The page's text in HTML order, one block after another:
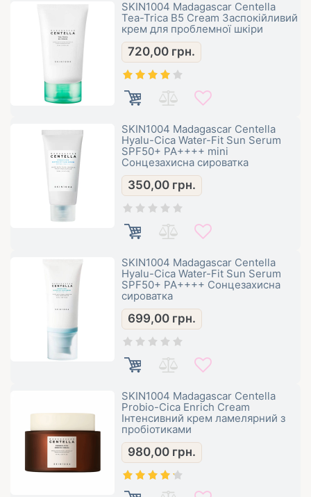
SKIN1004 Madagascar Centella
Tea-Trica B5 Cream Заспокійливий
крем для проблемної шкіри
720,00 грн.
SKIN1004 Madagascar Centella
Hyalu-Cica Water-Fit Sun Serum
SPF50+ PA++++ mini
Сонцезахисна сироватка
350,00 грн.
SKIN1004 Madagascar Centella
Hyalu-Cica Water-Fit Sun Serum
SPF50+ PA++++ Сонцезахисна
сироватка
699,00 грн.
SKIN1004 Madagascar Centella
Probio-Cica Enrich Cream
Інтенсивний крем ламелярний з
пробіотиками
980,00 грн.